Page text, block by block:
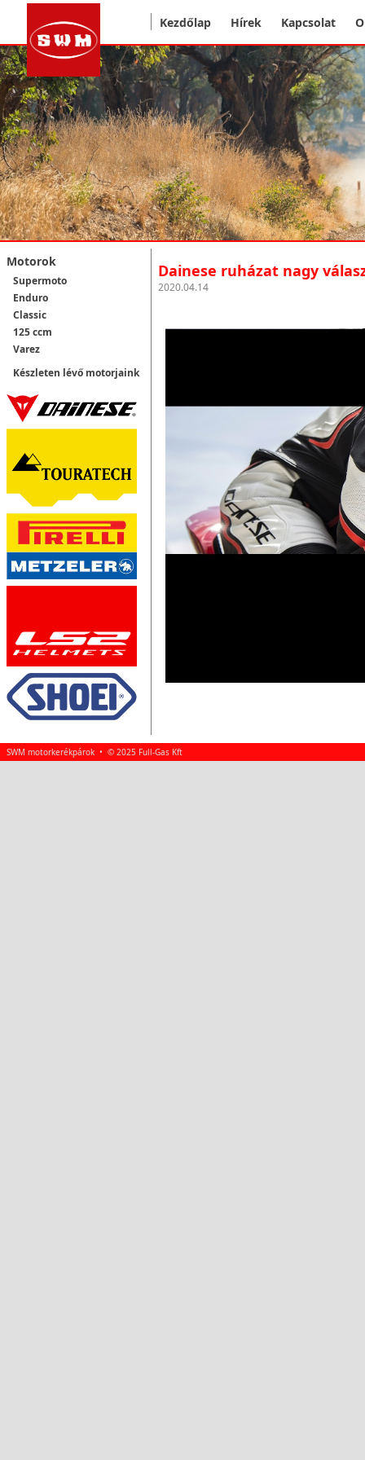
Kezdőlap Hírek Kapcsolat
Motorok
Supermoto
Enduro
Classic
125 ccm
Varez
Készleten lévő motorjaink
Dainese ruházat nagy
2020.04.14
SWM motorkerékpárok • © 2025 Full-Gas Kft